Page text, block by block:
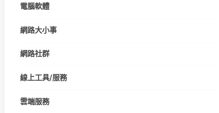
電腦軟體
網路大小事
網路社群
線上工具/服務
雲端服務